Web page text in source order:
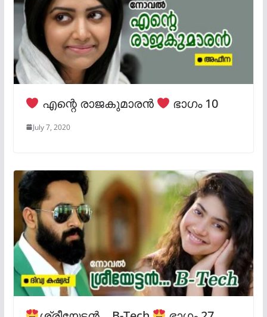
എന്റെ രാജകുമാരൻ ഭാഗം 10
July 7, 2020